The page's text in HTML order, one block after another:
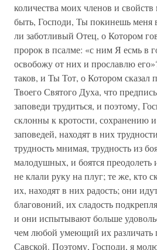
количества моих членов и
быть, Господи, Ты покинешь меня
ли заботливый Отец, о Котором
пророк в псалме: «с ним Я есмь в
освобожу от них и прославлю
таков, и Ты Тот, о Котором сказал
Твоего Святого Духа, что
заповеди трудиться, и поэтому,
склонны к кротости, сохранению
заповедей, находят в них
трудность мнимая, трудность из
малодушных, и боятся преодолеть
не клали руку на плуг; те же, кто
их, находят в них радость; они
благовоний, их сладость
и они испытывают больше
чем любой умеющий их различать
Савской. Поэтому, Господи, я